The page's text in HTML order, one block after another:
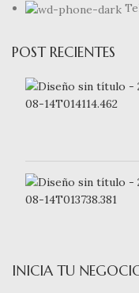
POST RECIENTES
INICIA TU